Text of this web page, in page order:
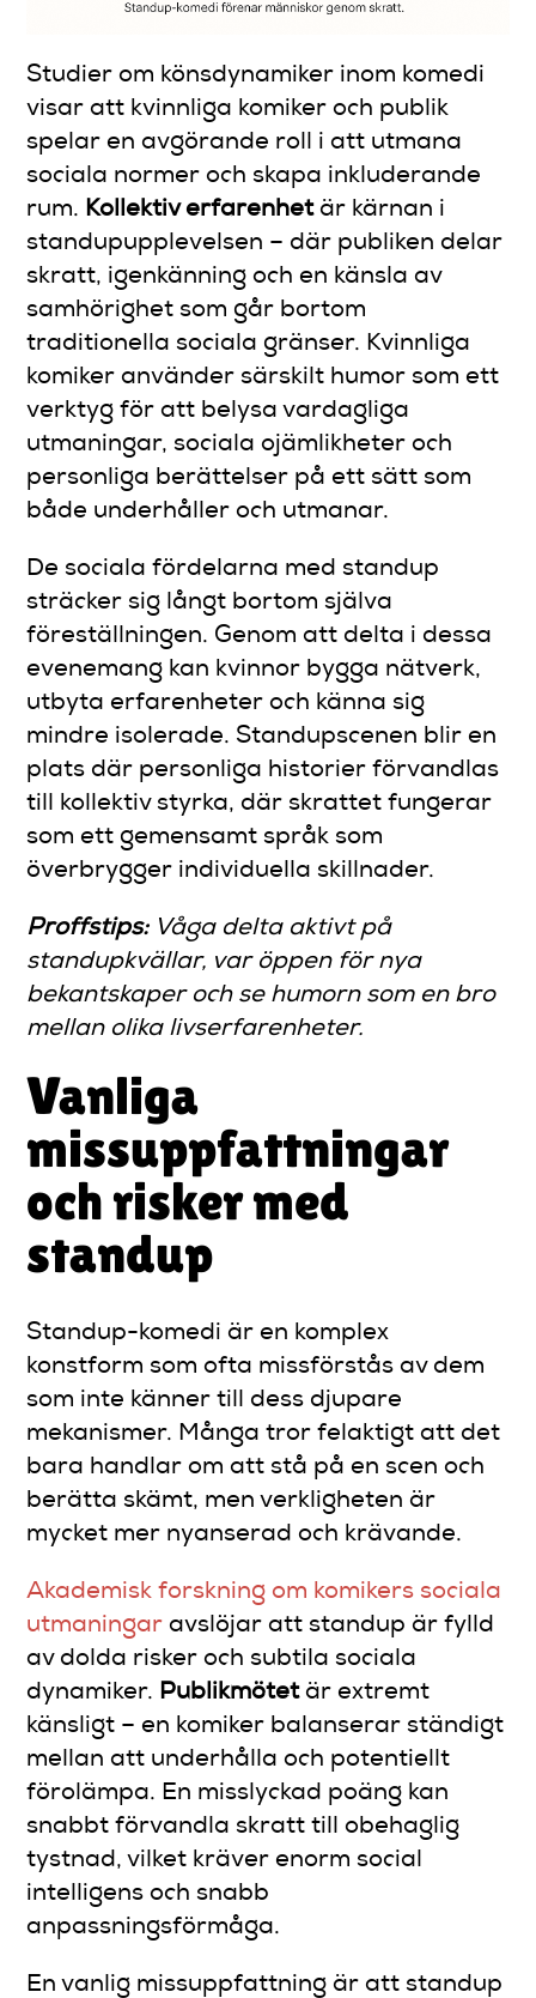
Studier om könsdynamiker inom komedi
visar att kvinnliga komiker och publik
spelar en avgörande roll i att utmana
sociala normer och skapa inkluderande
rum. Kollektiv erfarenhetär kärnan i
standupupplevelsen – där publiken delar
skratt, igenkänning och en känsla av
samhörighet som går bortom
traditionella sociala gränser. Kvinnliga
komiker använder särskilt humor som ett
verktyg för att belysa vardagliga
utmaningar, sociala ojämlikheter och
personliga berättelser på ett sätt som
både underhåller och utmanar.
De sociala fördelarna med standup
sträcker sig långt bortom själva
föreställningen. Genom att delta i dessa
evenemang kan kvinnor bygga nätverk,
utbyta erfarenheter och känna sig
mindre isolerade. Standupscenen blir en
plats där personliga historier förvandlas
till kollektiv styrka, där skrattet fungerar
som ett gemensamt språk som
överbrygger individuella skillnader.
Proffstips: Våga delta aktivt på
standupkvällar, var öppen för nya
bekantskaper och se humorn som en bro
mellan olika livserfarenheter.
Vanliga
missuppfattningar
och risker med
standup
Standup-komedi är en komplex
konstform som ofta missförstås av dem
som inte känner till dess djupare
mekanismer. Många tror felaktigt att det
bara handlar om att stå på en scen och
berätta skämt, men verkligheten är
mycket mer nyanserad och krävande.
Akademisk forskning om komikers sociala
utmaningar avslöjar att standup är fylld
av dolda risker och subtila sociala
dynamiker. Publikmötetär extremt
känsligt – en komiker balanserar ständigt
mellan att underhålla och potentiellt
förolämpa. En misslyckad poäng kan
snabbt förvandla skratt till obehaglig
tystnad, vilket kräver enorm social
intelligens och snabb
anpassningsförmåga.
En vanlig missuppfattning är att standup